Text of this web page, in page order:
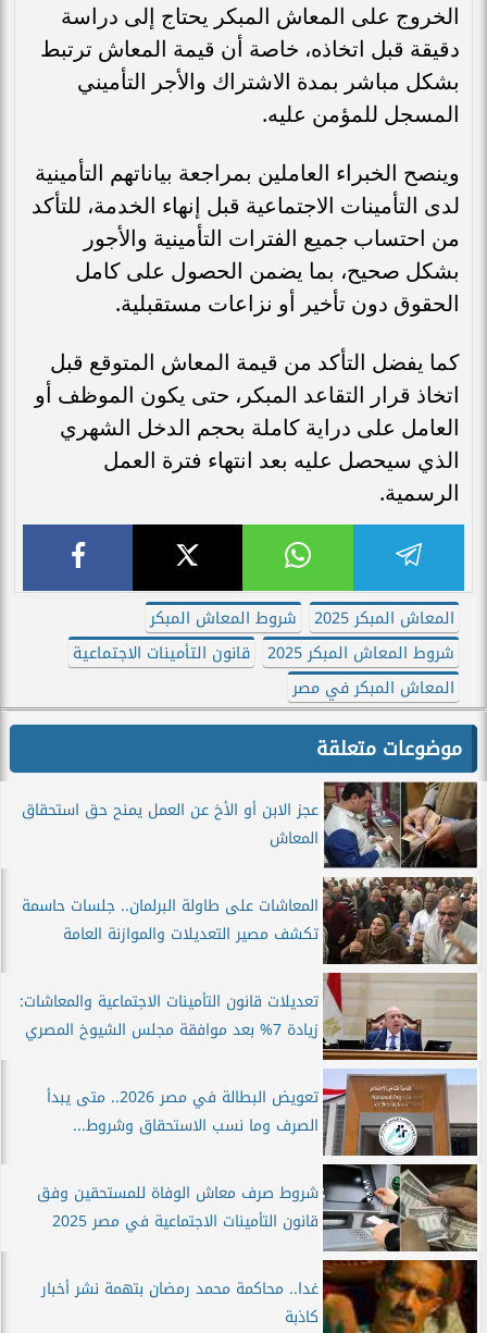
الخروج على المعاش المبكر يحتاج إلى دراسة
دقيقة قبل اتخاذه، خاصة أن قيمة المعاش ترتبط
بشكل مباشر بمدة الاشتراك والأجر التأميني
المسجل للمؤمن عليه.
وينصح الخبراء العاملين بمراجعة بياناتهم التأمينية
لدى التأمينات الاجتماعية قبل إنهاء الخدمة، للتأكد
من احتساب جميع الفترات التأمينية والأجور
بشكل صحيح، بما يضمن الحصول على كامل
الحقوق دون تأخير أو نزاعات مستقبلية.
كما يفضل التأكد من قيمة المعاش المتوقع قبل
اتخاذ قرار التقاعد المبكر، حتى يكون الموظف أو
العامل على دراية كاملة بحجم الدخل الشهري
الذي سيحصل عليه بعد انتهاء فترة العمل
الرسمية.
المعاش المبكر 2025
شروط المعاش المبكر
شروط المعاش المبكر 2025
قانون التأمينات الاجتماعية
المعاش المبكر في مصر
موضوعات متعلقة
عجز الابن أو الأخ عن العمل يمنح حق استحقاق
المعاش
المعاشات على طاولة البرلمان.. جلسات حاسمة
تكشف مصير التعديلات والموازنة العامة
تعديلات قانون التأمينات الاجتماعية والمعاشات:
زيادة 7% بعد موافقة مجلس الشيوخ المصري
تعويض البطالة في مصر 2026.. متى يبدأ
الصرف وما نسب الاستحقاق وشروط...
شروط صرف معاش الوفاة للمستحقين وفق
قانون التأمينات الاجتماعية في مصر 2025
غدا.. محاكمة محمد رمضان بتهمة نشر أخبار
كاذبة